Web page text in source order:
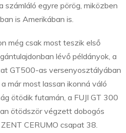
számláló egyre pörög, miközben
is Amerikában is.
még csak most teszik első
lévő példányok, a
GT500-as versenyosztályában
már most lassan ikonná váló
ötödik futamán, a FUJI GT 300
ötödször végzett dobogós
CERUMO csapat 38.